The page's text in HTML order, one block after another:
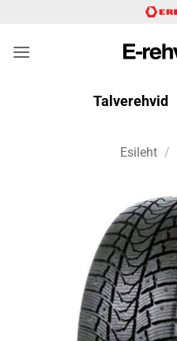
content
Talverehvid
Esileht /